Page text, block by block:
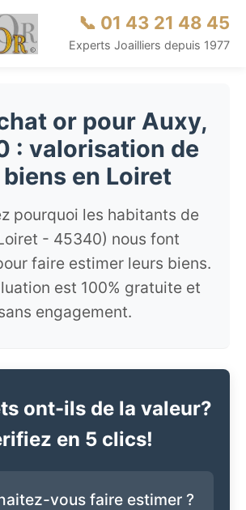
📞 01 43 21 48 45
Experts Joailliers depuis 1977
or pour Auxy,
: valorisation de
en Loiret
pourquoi les habitants de
- 45340) nous font
faire estimer leurs biens.
est 100% gratuite et
engagement.
ont-ils de la valeur?
en 5 clics!
vous faire estimer ?